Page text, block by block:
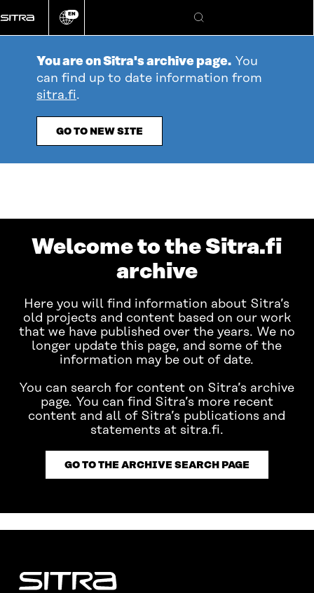
directly
to
Change
EN
Search
You are on Sitra's archive page. You
can find up to date information from
sitra.fi.
GO TO NEW SITE
Sitra.fi
Welcome to the Sitra.fi
archive
Here you will find information about Sitra’s
old projects and content based on our work
that we have published over the years. We no
longer update this page, and some of the
information may be out of date.
You can search for content on Sitra’s archive
page. You can find Sitra’s more recent
content and all of Sitra’s publications and
statements at sitra.fi.
GO TO THE ARCHIVE SEARCH PAGE